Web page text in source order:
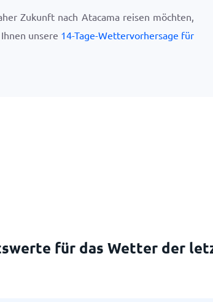
Zukunft nach Atacama reisen möchten,
unsere 14-Tage-Wettervorhersage für
für das Wetter der